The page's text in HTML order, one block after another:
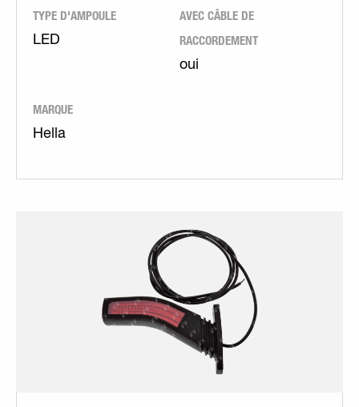
TYPE D'AMPOULE
LED
AVEC CÂBLE DE
RACCORDEMENT
oui
MARQUE
Hella